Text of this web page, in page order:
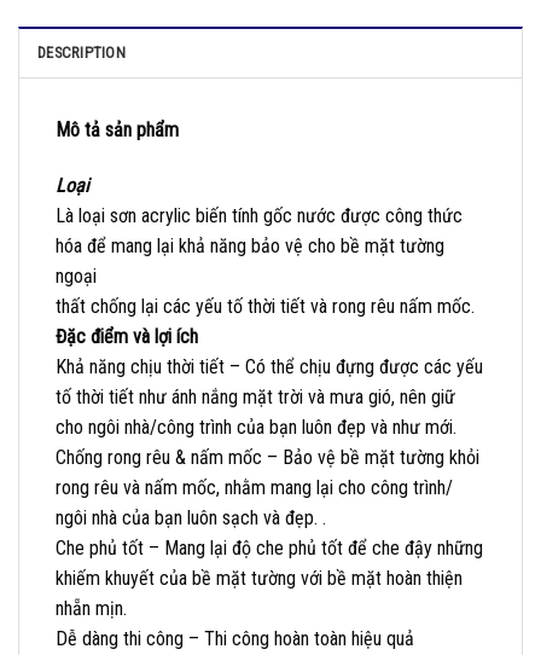
DESCRIPTION
Mô tả sản phẩm
Loại
Là loại sơn acrylic biến tính gốc nước được công thức
hóa để mang lại khả năng bảo vệ cho bề mặt tường
ngoại
thất chống lại các yếu tố thời tiết và rong rêu nấm mốc.
Đặc điểm và lợi ích
Khả năng chịu thời tiết – Có thể chịu đựng được các yếu
tố thời tiết như ánh nắng mặt trời và mưa gió, nên giữ
cho ngôi nhà/công trình của bạn luôn đẹp và như mới.
Chống rong rêu & nấm mốc – Bảo vệ bề mặt tường khỏi
rong rêu và nấm mốc, nhằm mang lại cho công trình/
ngôi nhà của bạn luôn sạch và đẹp. .
Che phủ tốt – Mang lại độ che phủ tốt để che đậy những
khiếm khuyết của bề mặt tường với bề mặt hoàn thiện
nhẵn mịn.
Dễ dàng thi công – Thi công hoàn toàn hiệu quả